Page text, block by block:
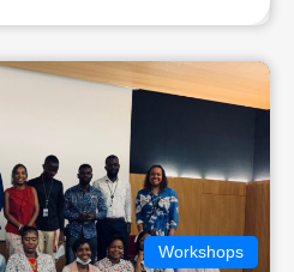
Workshops